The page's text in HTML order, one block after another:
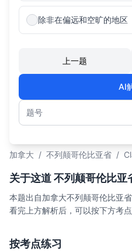
除非在偏远和空旷的地区
上一题
AI
题号
加拿大 / 不列颠哥伦比亚省 /
关于这道 不列颠哥伦比
本题出自加拿大不列颠哥伦比亚
看完上方解析后，可以按下方考
按考点练习